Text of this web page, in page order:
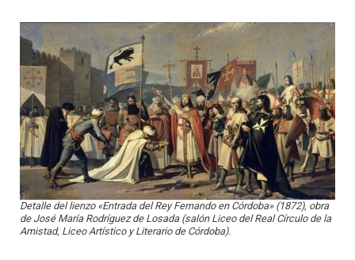
Detalle del lienzo «Entrada del Rey Fernando en Córdoba» (1872), obra
de José María Rodríguez de Losada (salón Liceo del Real Círculo de la
Amistad, Liceo Artístico y Literario de Córdoba).